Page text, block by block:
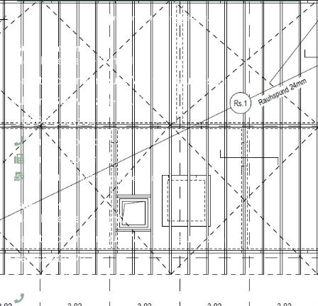
Impressum Datenschutzerklärung
+49 511 820 12 0
+49 511 820 12 15
office-laatzen@hp-ingeneure.de
H&P Ingenieure GmbH
Beratende Ingenieure VBI für Bauwesen
Albert-Schweitzer-Str. 1
30880 Laatzen
Büro Laatzen
+49 5191 698 0
H&P Ingenieure GmbH
Beratende Ingenieure VBI für Bauwesen
Feldstraße 7a
29614 Soltau
Büro Soltau